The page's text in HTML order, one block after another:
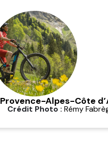
Provence-Alpes-Côte
Crédit Photo : Rémy